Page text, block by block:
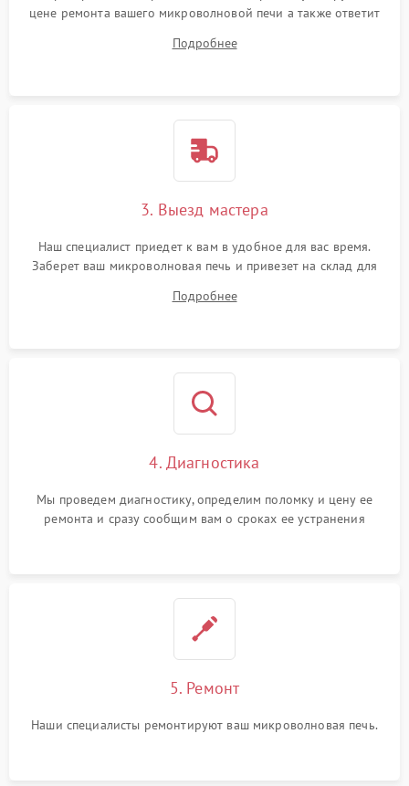
цене ремонта вашего микроволновой печи а также ответит
Подробнее
3. Выезд мастера
Наш специалист приедет к вам в удобное для вас время.
Заберет ваш микроволновая печь и привезет на склад для
Подробнее
4. Диагностика
Мы проведем диагностику, определим поломку и цену ее
ремонта и сразу сообщим вам о сроках ее устранения
5. Ремонт
Наши специалисты ремонтируют ваш микроволновая печь.